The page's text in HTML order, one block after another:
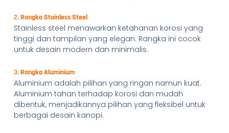
2. Rangka Stainless Steel
Stainless steel menawarkan ketahanan korosi yang
tinggi dan tampilan yang elegan. Rangka ini cocok
untuk desain modern dan minimalis.
3. Rangka Aluminium
Aluminium adalah pilihan yang ringan namun kuat.
Aluminium tahan terhadap korosi dan mudah
dibentuk, menjadikannya pilihan yang fleksibel untuk
berbagai desain kanopi.